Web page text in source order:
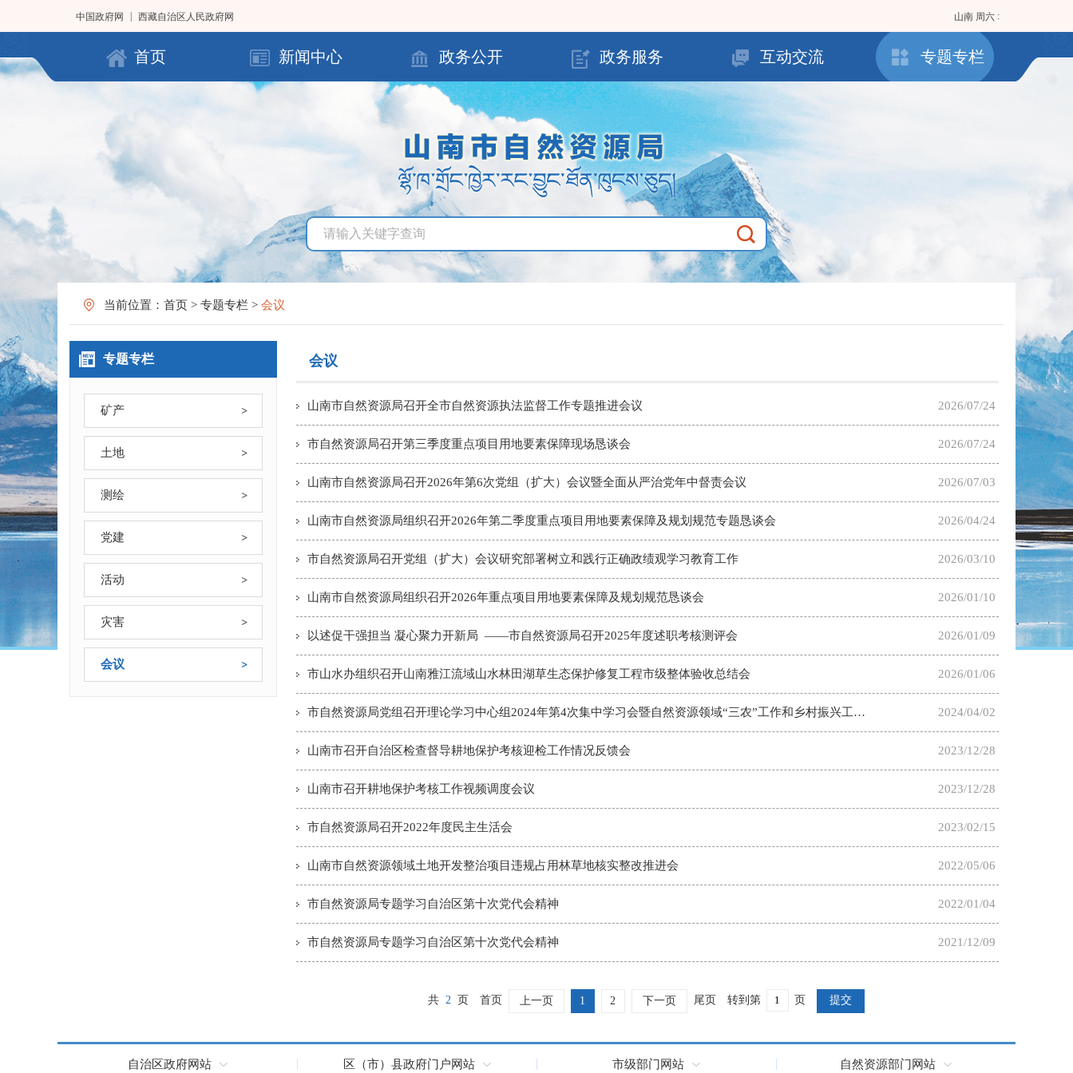
中国政府网 西藏自治区人民政府网 山南 周六 :
首页 新闻中心 政务公开 政务服务 互动交流 专题专栏
当前位置： 首页 > 专题专栏 > 会议
专题专栏
矿产
土地
测绘
党建
活动
灾害
会议
会议
山南市自然资源局召开全市自然资源执法监督工作专题推进会议 2026/07/24
市自然资源局召开第三季度重点项目用地要素保障现场恳谈会 2026/07/24
山南市自然资源局召开2026年第6次党组（扩大）会议暨全面从严治党年中督责会议 2026/07/03
山南市自然资源局组织召开2026年第二季度重点项目用地要素保障及规划规范专题恳谈会 2026/04/24
市自然资源局召开党组（扩大）会议研究部署树立和践行正确政绩观学习教育工作 2026/03/10
山南市自然资源局组织召开2026年重点项目用地要素保障及规划规范恳谈会 2026/01/10
以述促干强担当 凝心聚力开新局 ——市自然资源局召开2025年度述职考核测评会 2026/01/09
市山水办组织召开山南雅江流域山水林田湖草生态保护修复工程市级整体验收总结会 2026/01/06
市自然资源局党组召开理论学习中心组2024年第4次集中学习会暨自然资源领域“三农”工作和乡村振兴工作专题部署会 2024/04/02
山南市召开自治区检查督导耕地保护考核迎检工作情况反馈会 2023/12/28
山南市召开耕地保护考核工作视频调度会议 2023/12/28
市自然资源局召开2022年度民主生活会 2023/02/15
山南市自然资源领域土地开发整治项目违规占用林草地核实整改推进会 2022/05/06
市自然资源局专题学习自治区第十次党代会精神 2022/01/04
市自然资源局专题学习自治区第十次党代会精神 2021/12/09
共 2 页 首页 上一页 1 2 下一页 尾页 转到第 页 提交
自治区政府网站 区（市）县政府门户网站 市级部门网站 自然资源部门网站